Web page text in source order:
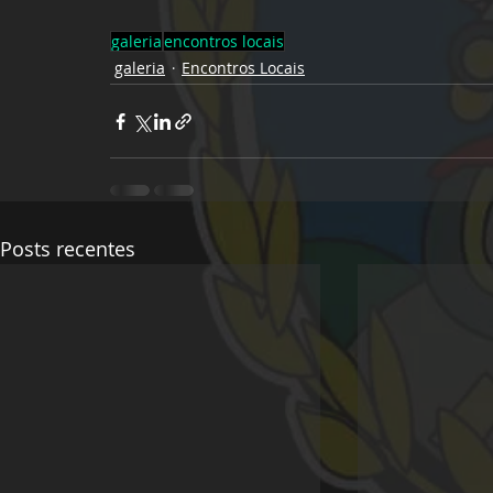
galeriaencontros locais
galeria
Encontros Locais
Posts recentes